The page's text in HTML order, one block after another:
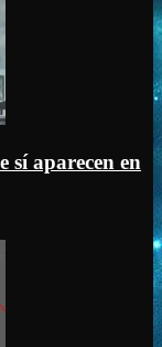
sí aparecen en